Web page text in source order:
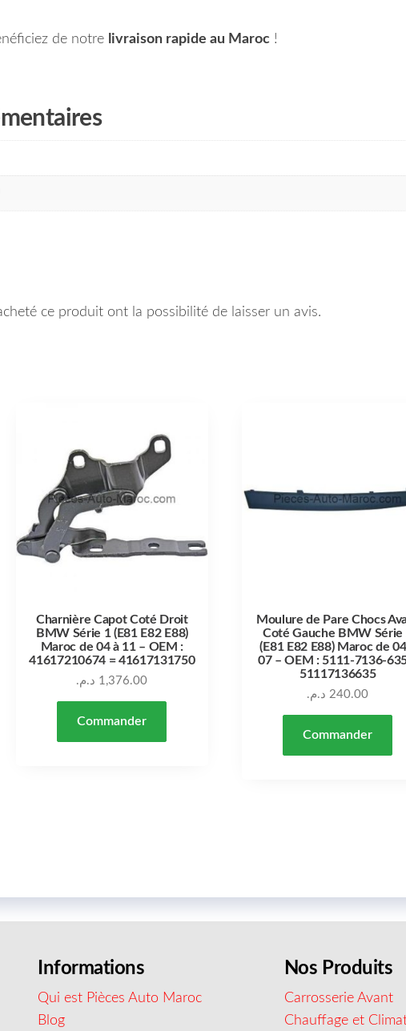
de notre livraison rapide au Maroc !
ce produit ont la possibilité de laisser un avis.
Charnière Capot Coté Droit
BMW Série 1 (E81 E82 E88)
Maroc de 04 à 11 – OEM :
41617210674 = 41617131750
1,376.00 د.م.
Commander
Moulure de Pare Chocs
Coté Gauche BMW Série
(E81 E82 E88) Maroc de
07 – OEM : 5111-7136-
51117136635
240.00 د.م.
Commander
Informations
Qui est Pièces Auto Maroc
Blog
Nos Produits
Carrosserie Avant
Chauffage et